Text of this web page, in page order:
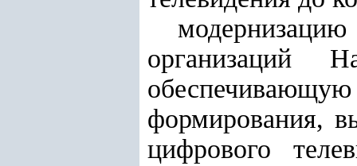
модернизацию
организаций
формирования,
цифрового